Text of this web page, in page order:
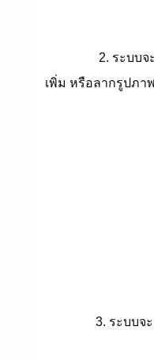
2. ระบบจะแส
เพิ่ม หรือลากรูปภา
3. ระบบจะแสด